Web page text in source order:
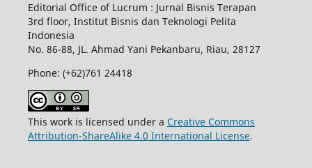
Editorial Office of Lucrum : Jurnal Bisnis Terapan
3rd floor, Institut Bisnis dan Teknologi Pelita
Indonesia
No. 86-88, JL. Ahmad Yani Pekanbaru, Riau, 28127
Phone: (+62)761 24418
This work is licensed under a Creative Commons
Attribution-ShareAlike 4.0 International License.